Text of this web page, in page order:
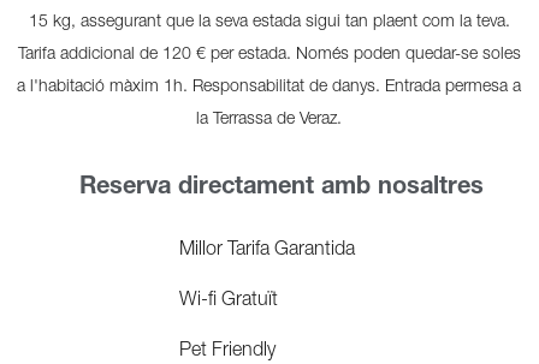
15 kg, assegurant que la seva estada sigui tan plaent com la teva.
Tarifa addicional de 120 € per estada. Només poden quedar-se soles
a l'habitació màxim 1h. Responsabilitat de danys. Entrada permesa a
la Terrassa de Veraz.
Reserva directament amb nosaltres
Millor Tarifa Garantida
Wi-fi Gratuït
Pet Friendly